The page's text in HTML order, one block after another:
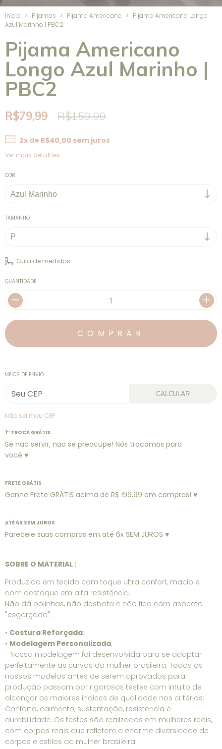
Início > Pijamas > Pijama Americano > Pijama Americano Longo
Azul Marinho | PBC2
Pijama Americano
Longo Azul Marinho |
PBC2
R$79,99 R$159,99
2x de R$40,00 sem juros
Ver mais detalhes
COR
TAMANHO
Guia de medidas
QUANTIDADE
MEIOS DE ENVIO
CALCULAR
Não sei meu CEP
1º TROCA GRÁTIS
Se não servir, não se preocupe! Nós trocamos para
você ♥
FRETE GRÁTIS
Ganhe Frete GRÁTIS acima de R$ 199,99 em compras! ♥
ATÉ 6X SEM JUROS
Parecele suas compras em até 6x SEM JUROS ♥
SOBRE O MATERIAL :
Produzido em tecido com toque ultra confort, macio e
com destaque em alta resistência.
Não dá bolinhas, não desbota e não fica com aspecto
"esgarçado".
• Costura Reforçada;
• Modelagem Personalizada;
- Nossa modelagem foi desenvolvida para se adaptar
perfeitamente as curvas da mulher brasileira. Todos os
nossos modelos antes de serem aprovados para
produção passam por rigorosos testes com intuito de
alcançar os maiores indices de qualidade nos critérios:
Conforto, caimento, sustentação, resistencia e
durabilidade. Os testes são realizados em mulheres reais,
com corpos reais que refletem a enorme diversidade de
corpos e estilos da mulher brasileira.